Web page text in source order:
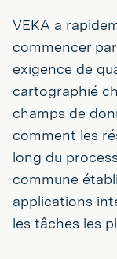
VEKA a
commencer
exigence de
cartographié
champs de
comment les
long du
commune
applications
les tâches les